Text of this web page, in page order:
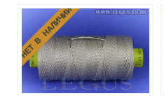
НЕТ В НАЛИЧИИ